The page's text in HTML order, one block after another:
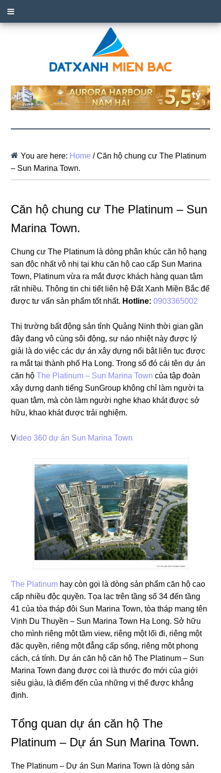
You are here: Home /Căn hộ chung cư The Platinum
– Sun Marina Town.
Căn hộ chung cư The Platinum – Sun
Marina Town.
Chung cư The Platinum là dòng phân khúc căn hộ hạng
san độc nhất vô nhị tại khu căn hộ cao cấp Sun Marina
Town, Platinum vừa ra mắt được khách hàng quan tâm
rất nhiều. Thông tin chi tiết liên hệ Đất Xanh Miền Bắc để
được tư vấn sản phẩm tốt nhất. Hotline:0903365002
Thị trường bất động sản tỉnh Quảng Ninh thời gian gần
đây đang vô cùng sôi động, sự náo nhiệt này được lý
giải là do việc các dự án xây dựng nổi bật liên tục được
ra mắt tại thành phố Hạ Long. Trong số đó cái tên dự án
căn hộThe Platinum – Sun Marina Town của tập đoàn
xây dựng danh tiếng SunGroup không chỉ làm người ta
quan tâm, mà còn làm người nghe khao khát được sở
hữu, khao khát được trải nghiệm.
Video 360 dự án Sun Marina Town
The Platinum hay còn gọi là dòng sản phẩm căn hộ cao
cấp nhiều độc quyền. Tọa lạc trên tầng số 34 đến tầng
41 của tòa tháp đôi Sun Marina Town, tòa tháp mang tên
Vịnh Du Thuyền – Sun Marina Town Hạ Long. Sở hữu
cho mình riêng một tầm view, riêng một lối đi, riêng một
đặc quyền, riêng một đẳng cấp sống, riêng một phong
cách, cá tính. Dự án căn hộ căn hộ The Platinum – Sun
Marina Town đang được coi là thước đo mới của giới
siêu giàu, là điểm đến của những vị thế được khẳng
định.
Tổng quan dự án căn hộ The
Platinum – Dự án Sun Marina Town.
The Platinum – Dự án Sun Marina Town là dòng sản